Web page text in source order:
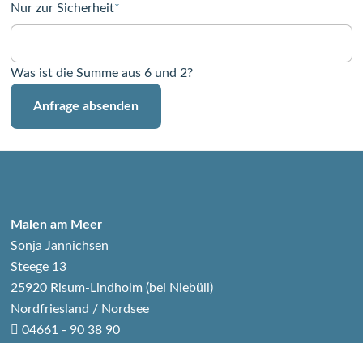
Pflichtfeld
Nur zur Sicherheit*
Was ist die Summe aus 6 und 2?
Anfrage absenden
Malen am Meer
Sonja Jannichsen
Steege 13
25920 Risum-Lindholm (bei Niebüll)
Nordfriesland / Nordsee
04661 - 90 38 90